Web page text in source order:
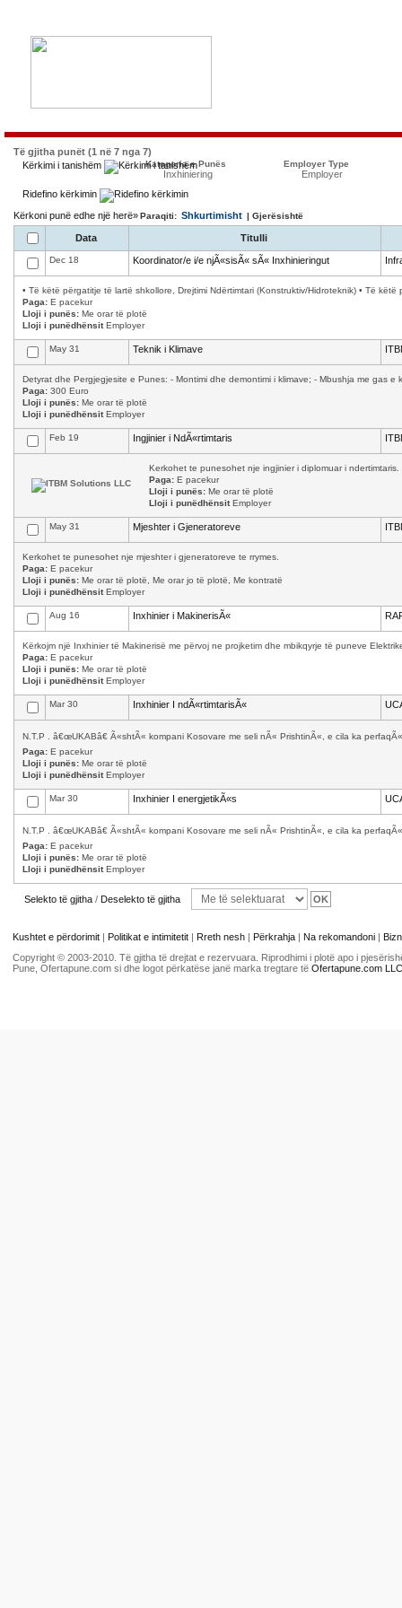
Të gjitha punët (1 në 7 nga 7)
Kërkimi i tanishëm
Kategoria e Punës
Inxhiniering
Employer Type
Employer
Ridefino kërkimin
Kërkoni punë edhe një herë»Paraqiti: Shkurtimisht | Gjerësishtë
Data Titulli
Dec 18 Koordinator/e i/e njÃ«sisÃ« sÃ« Inxhinieringut
• Të këtë përgatitje të lartë shkollore, Drejtimi Ndërtimtari (Konstruktiv/Hidroteknik) • Të
Paga: E pacekur
Lloji i punës: Me orar të plotë
Lloji i punëdhënsitEmployer
May 31 Teknik i Klimave
Detyrat dhe Pergjegjesite e Punes: - Montimi dhe demontimi i klimave; - Mbushja me gas e
Paga: 300 Euro
Lloji i punës: Me orar të plotë
Lloji i punëdhënsitEmployer
Feb 19 Ingjinier i NdÃ«rtimtaris
Kerkohet te punesohet nje ingjinier i diplomuar i ndertimtaris.
Paga: E pacekur
Lloji i punës: Me orar të plotë
Lloji i punëdhënsitEmployer
May 31 Mjeshter i Gjeneratoreve
Kerkohet te punesohet nje mjeshter i gjeneratoreve te rrymes.
Paga: E pacekur
Lloji i punës: Me orar të plotë, Me orar jo të plotë, Me kontratë
Lloji i punëdhënsitEmployer
Aug 16 Inxhinier i MakinerisÃ«
Kërkojm një Inxhinier të Makinerisë me përvoj ne projketim dhe mbikqyrje të puneve
Paga: E pacekur
Lloji i punës: Me orar të plotë
Lloji i punëdhënsitEmployer
Mar 30 Inxhinier I ndÃ«rtimtarisÃ«
N.T.P . â€œUKABâ€ Ã«shtÃ« kompani Kosovare me seli nÃ« PrishtinÃ«, e cila ka
Paga: E pacekur
Lloji i punës: Me orar të plotë
Lloji i punëdhënsitEmployer
Mar 30 Inxhinier I energjetikÃ«s
N.T.P . â€œUKABâ€ Ã«shtÃ« kompani Kosovare me seli nÃ« PrishtinÃ«, e cila ka
Paga: E pacekur
Lloji i punës: Me orar të plotë
Lloji i punëdhënsitEmployer
Selekto të gjitha / Deselekto të gjitha
Kushtet e përdorimit | Politikat e intimitetit | Rreth nesh | Përkrahja | Na rekomandoni |
Copyright © 2003-2010. Të gjitha të drejtat e rezervuara. Riprodhimi i plotë apo i
Pune, Ofertapune.com si dhe logot përkatëse janë marka tregtare të Ofertapune.com LLC